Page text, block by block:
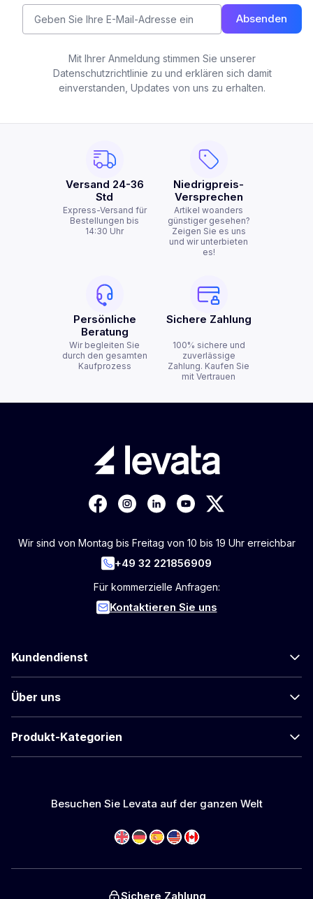
Absenden
Mit Ihrer Anmeldung stimmen Sie unserer
Datenschutzrichtlinie zu und erklären sich damit
einverstanden, Updates von uns zu erhalten.
Versand 24-36
Std
Express-Versand für
Bestellungen bis
14:30 Uhr
Niedrigpreis-
Versprechen
Artikel woanders
günstiger gesehen?
Zeigen Sie es uns
und wir unterbieten
es!
Persönliche
Beratung
Wir begleiten Sie
durch den gesamten
Kaufprozess
Sichere Zahlung
100% sichere und
zuverlässige
Zahlung. Kaufen Sie
mit Vertrauen
Wir sind von Montag bis Freitag von 10 bis 19 Uhr erreichbar
+49 32 221856909
Für kommerzielle Anfragen:
Kontaktieren Sie uns
Kundendienst
Über uns
Produkt-Kategorien
Besuchen Sie Levata auf der ganzen Welt
Sichere Zahlung